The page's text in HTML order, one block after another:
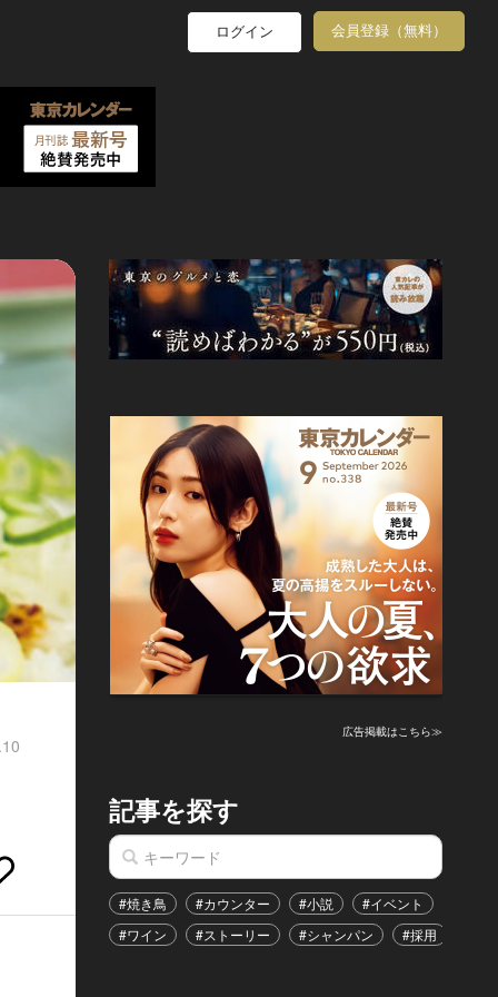
ログイン 会員登録（無料）
広告掲載はこちら≫
記事を探す
#焼き鳥 #カウンター #小説 #イベント
#ワイン
#ストーリー #シャンパン #採用